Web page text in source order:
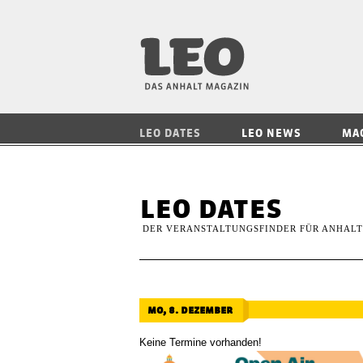
LEO DATES LEO NEWS
leo dates
DER VERANSTALTUNGSFINDER FÜR ANHALT
mo, 8. dezember
Keine Termine vorhanden!